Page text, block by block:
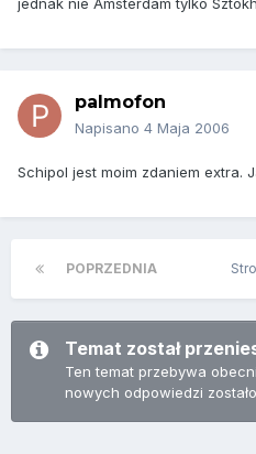
jednak nie Amsterdam tylko
palmofon
Napisano 4 Maja 2006
Schipol jest moim zdaniem extra.
POPRZEDNIA
Temat został
Ten temat przebywa
nowych odpowiedzi